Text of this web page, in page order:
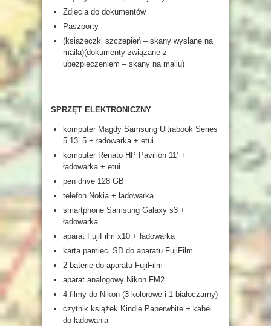
Zdjęcia do dokumentów
Paszporty
(książeczki szczepień – skany wysłane na
maila)(dokumenty związane z
ubezpieczeniem – skany na mailu)
SPRZĘT ELEKTRONICZNY
komputer Magdy Samsung Ultrabook Series
5 13’ 5 + ładowarka + etui
komputer Renato HP Pavilion 11’ +
ładowarka + etui
pen drive 128 GB
telefon Nokia + ładowarka
smartphone Samsung Galaxy s3 +
ładowarka
aparat FujiFilm x10 + ładowarka
karta pamięci SD do aparatu FujiFilm
2 baterie do aparatu FujiFilm
aparat analogowy Nikon FM2
4 filmy do Nikon (3 kolorowe i 1 białoczarny)
czytnik książek Kindle Paperwhite + kabel
do ładowania